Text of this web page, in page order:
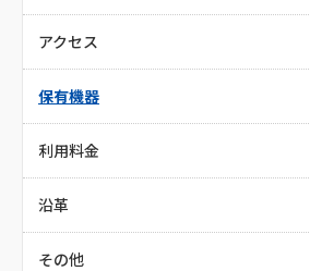
アクセス
保有機器
利用料金
沿革
その他